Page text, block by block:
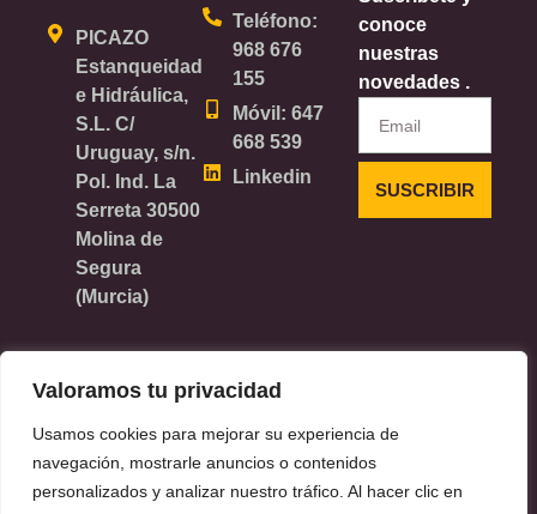
Valoramos tu privacidad
Usamos cookies para mejorar su experiencia de
navegación, mostrarle anuncios o contenidos
personalizados y analizar nuestro tráfico. Al hacer clic en
PICAZO
Estanqueidad
e Hidráulica,
S.L. C/
Uruguay, s/n.
Pol. Ind. La
Serreta 30500
Molina de
Segura
(Murcia)
Teléfono:
968 676
155
Móvil: 647
668 539
Linkedin
conoce
nuestras
novedades .
SUSCRIBIR
Aviso Legal
Política de Privacidad
Política de Cookies
Copyright © 2024 Lenú